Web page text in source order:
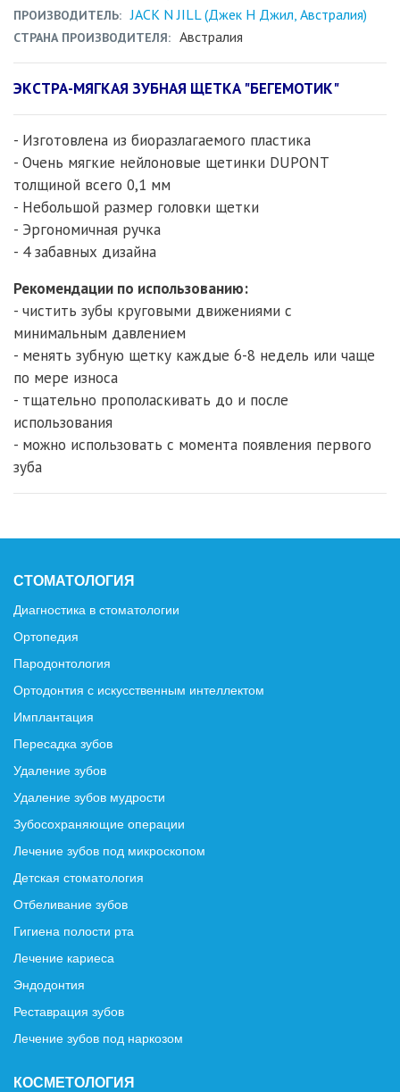
ПРОИЗВОДИТЕЛЬ JACK N JILL (Джек Н Джил, Австралия)
СТРАНА ПРОИЗВОДИТЕЛЯ Австралия
ЭКСТРА-МЯГКАЯ ЗУБНАЯ ЩЕТКА "БЕГЕМОТИК"
- Изготовлена из биоразлагаемого пластика
- Очень мягкие нейлоновые щетинки DUPONT
толщиной всего 0,1 мм
- Небольшой размер головки щетки
- Эргономичная ручка
- 4 забавных дизайна
Рекомендации по использованию:
- чистить зубы круговыми движениями с
минимальным давлением
- менять зубную щетку каждые 6-8 недель или чаще
по мере износа
- тщательно прополаскивать до и после
использования
- можно использовать с момента появления первого
зуба
СТОМАТОЛОГИЯ
Диагностика в стоматологии
Ортопедия
Пародонтология
Ортодонтия с искусственным интеллектом
Имплантация
Пересадка зубов
Удаление зубов
Удаление зубов мудрости
Зубосохраняющие операции
Лечение зубов под микроскопом
Детская стоматология
Отбеливание зубов
Гигиена полости рта
Лечение кариеса
Эндодонтия
Реставрация зубов
Лечение зубов под наркозом
КОСМЕТОЛОГИЯ